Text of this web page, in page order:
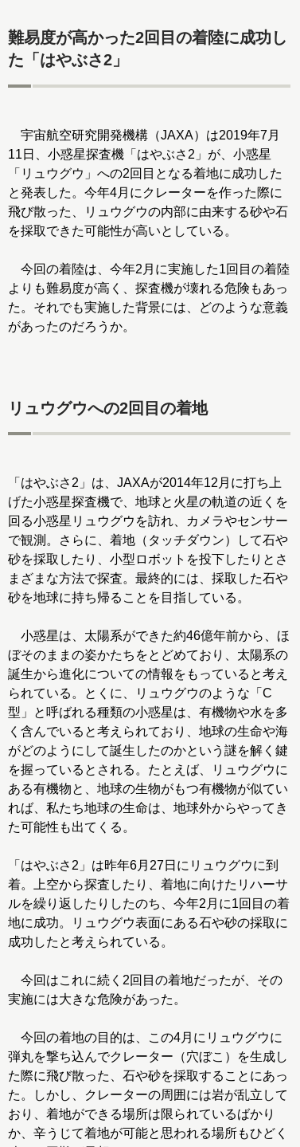
難易度が高かった2回目の着陸に成功し
た「はやぶさ2」
宇宙航空研究開発機構（JAXA）は2019年7月
11日、小惑星探査機「はやぶさ2」が、小惑星
「リュウグウ」への2回目となる着地に成功した
と発表した。今年4月にクレーターを作った際に
飛び散った、リュウグウの内部に由来する砂や石
を採取できた可能性が高いとしている。
今回の着陸は、今年2月に実施した1回目の着陸
よりも難易度が高く、探査機が壊れる危険もあっ
た。それでも実施した背景には、どのような意義
があったのだろうか。
リュウグウへの2回目の着地
「はやぶさ2」は、JAXAが2014年12月に打ち上
げた小惑星探査機で、地球と火星の軌道の近くを
回る小惑星リュウグウを訪れ、カメラやセンサー
で観測。さらに、着地（タッチダウン）して石や
砂を採取したり、小型ロボットを投下したりとさ
まざまな方法で探査。最終的には、採取した石や
砂を地球に持ち帰ることを目指している。
小惑星は、太陽系ができた約46億年前から、ほ
ぼそのままの姿かたちをとどめており、太陽系の
誕生から進化についての情報をもっていると考え
られている。とくに、リュウグウのような「C
型」と呼ばれる種類の小惑星は、有機物や水を多
く含んでいると考えられており、地球の生命や海
がどのようにして誕生したのかという謎を解く鍵
を握っているとされる。たとえば、リュウグウに
ある有機物と、地球の生物がもつ有機物が似てい
れば、私たち地球の生命は、地球外からやってき
た可能性も出てくる。
「はやぶさ2」は昨年6月27日にリュウグウに到
着。上空から探査したり、着地に向けたリハーサ
ルを繰り返したりしたのち、今年2月に1回目の着
地に成功。リュウグウ表面にある石や砂の採取に
成功したと考えられている。
今回はこれに続く2回目の着地だったが、その
実施には大きな危険があった。
今回の着地の目的は、この4月にリュウグウに
弾丸を撃ち込んでクレーター（穴ぼこ）を生成し
た際に飛び散った、石や砂を採取することにあっ
た。しかし、クレーターの周囲には岩が乱立して
おり、着地ができる場所は限られているばかり
か、辛うじて着地が可能と思われる場所もひどく